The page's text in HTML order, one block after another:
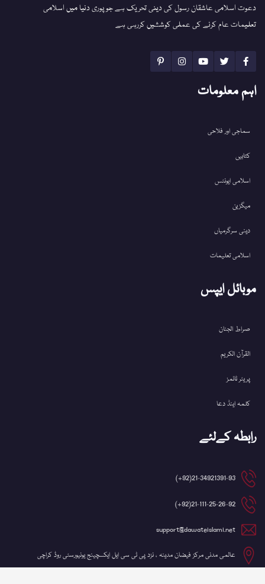
دعوت اسلامی عاشقان رسول کی دینی تحریک ہے جو پوری دنیا میں اسلامی
تعلیمات عام کرنے کی عملی کوششیں کررہی ہے
اہم معلومات
سماجی اور فلاحی
کتابیں
اسلامی ایونٹس
میگزین
دینی سرگرمیاں
اسلامی تعلیمات
موبائل ایپس
صراط الجنان
القرآن الکریم
پریئر ٹائمز
کلمہ اینڈ دعا
رابطہ کےلئے
21-34921391-93(92+)
21-111-25-26-92(92+)
support@dawateislami.net
عالمی مدنی مرکز فیضان مدینہ ، نزد پی ٹی سی ایل ایکسچینج یونیورسٹی روڈ کراچی